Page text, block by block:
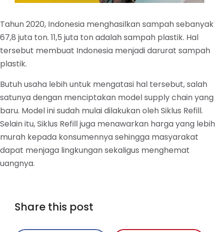
Tahun 2020, Indonesia menghasilkan sampah sebanyak
67,8 juta ton. 11,5 juta ton adalah sampah plastik. Hal
tersebut membuat Indonesia menjadi darurat sampah
plastik.
Butuh usaha lebih untuk mengatasi hal tersebut, salah
satunya dengan menciptakan model supply chain yang
baru. Model ini sudah mulai dilakukan oleh Siklus Refill.
Selain itu, Siklus Refill juga menawarkan harga yang lebih
murah kepada konsumennya sehingga masyarakat
dapat menjaga lingkungan sekaligus menghemat
uangnya.
Share this post